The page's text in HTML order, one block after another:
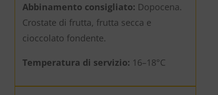
Abbinamento consigliato: Dopocena.
Crostate di frutta, frutta secca e
cioccolato fondente.
Temperatura di servizio: 16–18°C